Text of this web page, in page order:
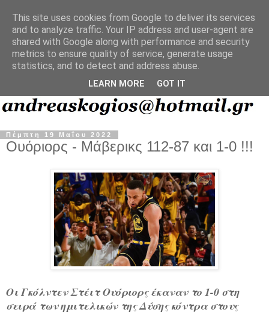
Πέμπτη 19 Μαΐου 2022
Ουόριορς - Μάβερικς 112-87 και 1-0 !!!
Οι Γκόλντεν Στέιτ Ουόριορς έκαναν το 1-0 στη
σειρά των ημιτελικών της Δύσης κόντρα στους
This site uses cookies from Google to deliver its services
and to analyze traffic. Your IP address and user-agent are
shared with Google along with performance and security
metrics to ensure quality of service, generate usage
statistics, and to detect and address abuse.
LEARN MORE GOT IT